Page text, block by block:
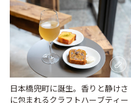
日本橋兜町に誕生。香りと静けさ
に包まれるクラフトハーブティー